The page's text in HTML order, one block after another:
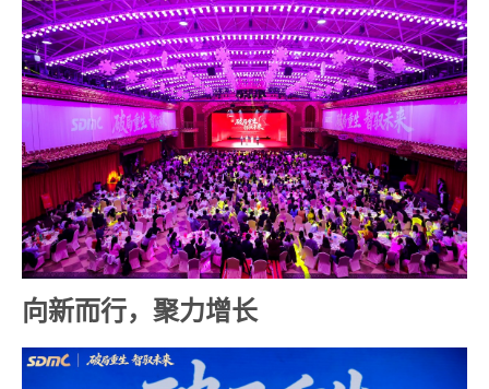
向新而行，聚力增长